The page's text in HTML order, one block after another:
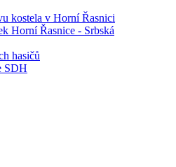
kostela v Horní Řasnici
Horní Řasnice - Srbská
hasičů
SDH